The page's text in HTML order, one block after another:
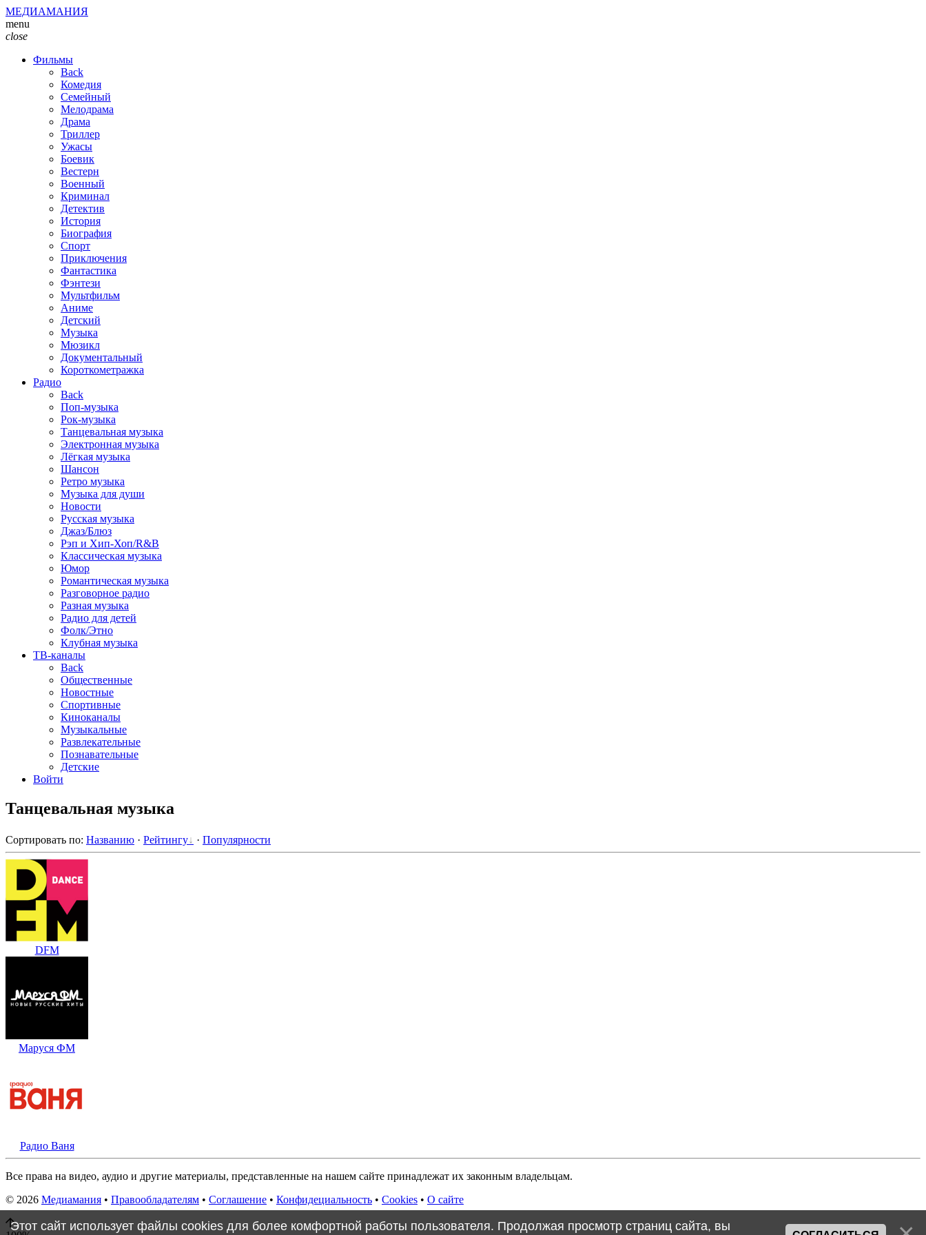
МЕДИАМАНИЯ
menu
close
Фильмы
Back
Комедия
Семейный
Мелодрама
Драма
Триллер
Ужасы
Боевик
Вестерн
Военный
Криминал
Детектив
История
Биография
Спорт
Приключения
Фантастика
Фэнтези
Мультфильм
Аниме
Детский
Музыка
Мюзикл
Документальный
Короткометражка
Радио
Back
Поп-музыка
Рок-музыка
Танцевальная музыка
Электронная музыка
Лёгкая музыка
Шансон
Ретро музыка
Музыка для души
Новости
Русская музыка
Джаз/Блюз
Рэп и Хип-Хоп/R&B
Классическая музыка
Юмор
Романтическая музыка
Разговорное радио
Разная музыка
Радио для детей
Фолк/Этно
Клубная музыка
ТВ-каналы
Back
Общественные
Новостные
Спортивные
Киноканалы
Музыкальные
Развлекательные
Познавательные
Детские
Войти
Танцевальная музыка
Сортировать по: Названию · Рейтингу · Популярности
DFM
Маруся ФМ
Радио Ваня
Все права на видео, аудио и другие материалы, представленные на нашем сайте принадлежат их законным владельцам.
© 2026 Медиамания • Правообладателям • Соглашение • Конфидециальность • Cookies • О сайте
Этот сайт использует файлы cookies для более комфортной работы пользователя. Продолжая просмотр страниц сайта, вы